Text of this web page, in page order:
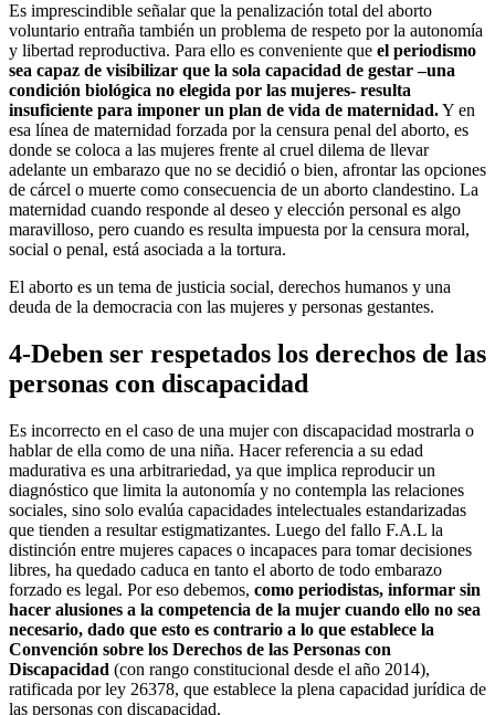
Es imprescindible señalar que la penalización total del aborto
voluntario entraña también un problema de respeto por la autonomía
y libertad reproductiva. Para ello es conveniente que el periodismo
sea capaz de visibilizar que la sola capacidad de gestar –una
condición biológica no elegida por las mujeres- resulta
insuficiente para imponer un plan de vida de maternidad.Y en
esa línea de maternidad forzada por la censura penal del aborto, es
donde se coloca a las mujeres frente al cruel dilema de llevar
adelante un embarazo que no se decidió o bien, afrontar las opciones
de cárcel o muerte como consecuencia de un aborto clandestino. La
maternidad cuando responde al deseo y elección personal es algo
maravilloso, pero cuando es resulta impuesta por la censura moral,
social o penal, está asociada a la tortura.
El aborto es un tema de justicia social, derechos humanos y una
deuda de la democracia con las mujeres y personas gestantes.
4-Deben ser respetados los derechos de las
personas con discapacidad
Es incorrecto en el caso de una mujer con discapacidad mostrarla o
hablar de ella como de una niña. Hacer referencia a su edad
madurativa es una arbitrariedad, ya que implica reproducir un
diagnóstico que limita la autonomía y no contempla las relaciones
sociales, sino solo evalúa capacidades intelectuales estandarizadas
que tienden a resultar estigmatizantes. Luego del fallo F.A.L la
distinción entre mujeres capaces o incapaces para tomar decisiones
libres, ha quedado caduca en tanto el aborto de todo embarazo
forzado es legal. Por eso debemos, como periodistas, informar sin
hacer alusiones a la competencia de la mujer cuando ello no sea
necesario, dado que esto es contrario a lo que establece la
Convención sobre los Derechos de las Personas con
Discapacidad (con rango constitucional desde el año 2014),
ratificada por ley 26378, que establece la plena capacidad jurídica de
las personas con discapacidad.